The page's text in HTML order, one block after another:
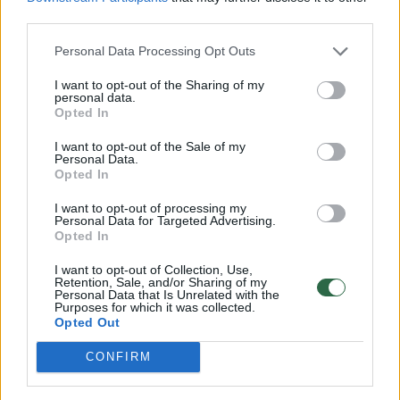
Personal Data Processing Opt Outs
I want to opt-out of the Sharing of my
personal data.
Opted In
I want to opt-out of the Sale of my
Personal Data.
Opted In
I want to opt-out of processing my
Personal Data for Targeted Advertising.
Opted In
I want to opt-out of Collection, Use,
Retention, Sale, and/or Sharing of my
Personal Data that Is Unrelated with the
Purposes for which it was collected.
Opted Out
CONFIRM
pasirodymo debatuose: neaiškūs žodžiai, painus
elgesys
Žinios | Pasaulis
Naujos priemonės tvarkai JAV rinkimų debatuose
Žinios | Pasaulis
00:01:58
NATO generalinis sekretorius susitiko su J. Bidenu:
lyderiai pabrėžia – parama Ukrainai yra investicija į
saugumą
Pasaulis